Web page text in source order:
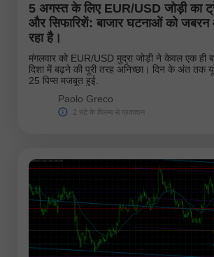
5 अगस्त के लिए EUR/USD जोड़ी का
और सिफारिशें: बाजार घटनाओं को जबरन
रहा है।
मंगलवार को EUR/USD मुद्रा जोड़ी ने केवल एक ही
दिशा में बढ़ने की पूरी तरह अनिच्छा। दिन के अंत तक
25 पिप्स मजबूत हुई.
Paolo Greco
2 घंटे के विलम्ब से प्रकाशन